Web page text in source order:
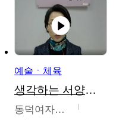
예술ㆍ체육
생각하는 서양미술의 이해
동덕여자대학교